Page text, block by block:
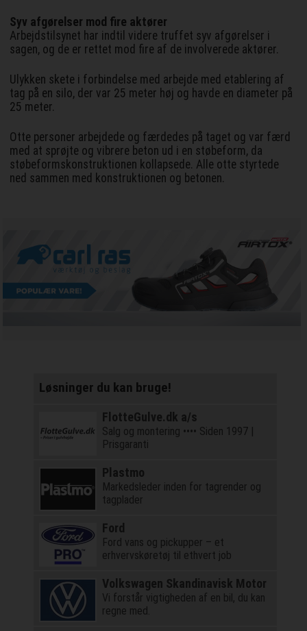
Syv afgørelser mod fire aktører
Arbejdstilsynet har indtil videre truffet syv afgørelser i
sagen, og de er rettet mod fire af de involverede aktører.
Ulykken skete i forbindelse med arbejde med etablering af
tag på en silo, der var 25 meter høj og havde en diameter på
25 meter.
Otte personer arbejdede og færdedes på taget og var færd
med at sprøjte og vibrere beton ud i en støbeform, da
støbeformskonstruktionen kollapsede. Alle otte styrtede
ned sammen med konstruktionen og betonen.
Løsninger du kan bruge!
FlotteGulve.dk a/s
Salg og montering •••• Siden 1997 |
Prisgaranti
Plastmo
Markedsleder inden for tagrender og
tagplader
Ford
Ford vans og pickupper – et
erhvervskøretøj til ethvert job
Volkswagen Skandinavisk Motor
Vi forstår vigtigheden af en bil, du kan
regne med.